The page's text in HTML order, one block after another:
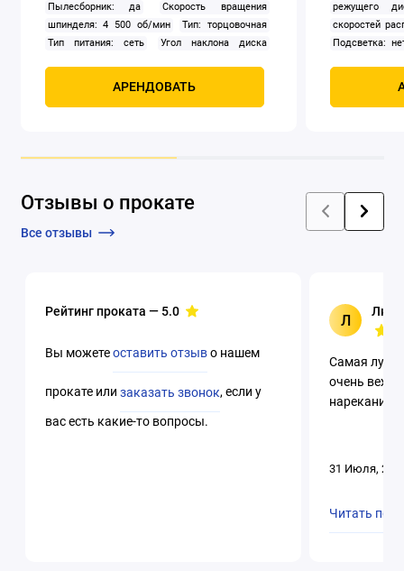
Пылесборник: да
Скорость вращения
шпинделя: 4 500 об/мин
Тип: торцовочная
Тип питания: сеть
Угол наклона диска
АРЕНДОВАТЬ
режущего
скоростей
Подсветка:
Отзывы о прокате
Все отзывы
Рейтинг проката — 5.0
Вы можетеоставить отзыво нашем
прокате илизаказать звонок, если у
вас есть какие-то вопросы.
Л
Самая
очень
нареканий.
31 Июля,
Читать